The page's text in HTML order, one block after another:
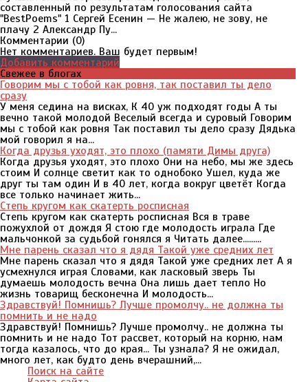
составленный по результатам голосования сайта
"BestPoems" 1 Сергей Есенин — Не жалею, не зову, не
плачу 2 Александр Пу...
Комментарии (0)
Нет комментариев. Ваш будет первым!
Добавить комментарий
Свежее в блогах
Говорим мы с тобой как ровня, так поставил ты дело
сразу
У меня седина на висках, К 40 уж подходят годы А ты
вечно такой молодой Веселый всегда и суровый Говорим
мы с тобой как ровня Так поставил ты дело сразу Дядька
мой говорил я на...
Когда друзья уходят, это плохо (памяти Димы друга)
Когда друзья уходят, это плохо Они на небо, мы же здесь
стоим И солнце светит как то однобоко Ушел, куда же
друг ты там один И в 40 лет, когда вокруг цветёт Когда
все только начинает жить...
Степь кругом как скатерть росписная
Степь кругом как скатерть росписная Вся в траве
пожухлой от дождя Я стою где молодость играла Где
мальчонкой за судьбой гонялся я Читать далее.........
Мне парень сказал что я дядя Такой уже средних лет
Мне парень сказал что я дядя Такой уже средних лет А я
усмехнулся играя Словами, как ласковый зверь Ты
думаешь молодость вечна Она лишь дает тепло Но
жизнь товарищ бесконечна И молодость...
Здравствуй! Помнишь? Лучше промолчу.. не должна ты
помнить и не надо
Здравствуй! Помнишь? Лучше промолчу.. не должна ты
помнить и не надо Тот рассвет, который на корню, нам
тогда казалось, что до края... Ты узнала? Я не ожидал,
много лет, как будто день вчерашний,...
Поиск на сайте